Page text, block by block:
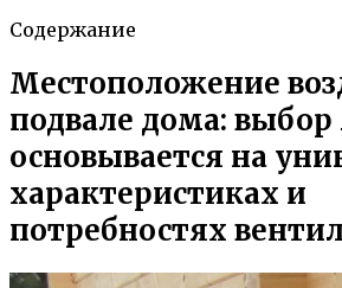
Содержание
Местоположение
подвале дома: выбор
основывается на
характеристиках и
потребностях